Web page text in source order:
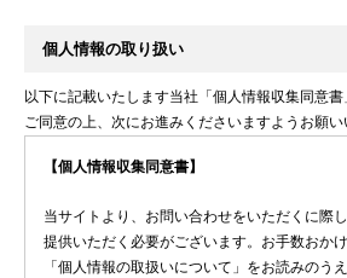
個人情報の取り扱い
以下に記載いたします当社「個人情報収集同意書
ご同意の上、次にお進みくださいますようお願い
【個人情報収集同意書】
当サイトより、お問い合わせをいただくに際
提供いただく必要がございます。お手数おか
「個人情報の取扱いについて」をお読みのう